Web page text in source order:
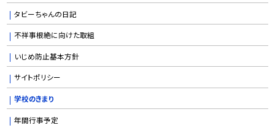
タビーちゃんの日記
不祥事根絶に向けた取組
いじめ防止基本方針
サイトポリシー
学校のきまり
年間行事予定